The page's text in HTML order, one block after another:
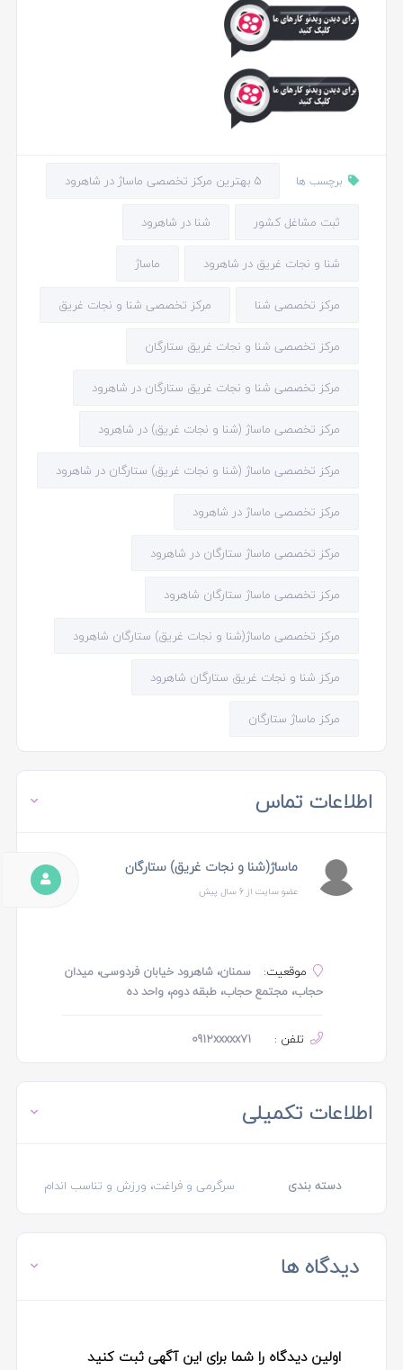
برچسب ها 5 بهترین مرکز تخصصی ماساژ در شاهرود
ثبت مشاغل کشور شنا در شاهرود
شنا و نجات غریق در شاهرود ماساژ
مرکز تخصصی شنا مرکز تخصصی شنا و نجات غریق
مرکز تخصصی شنا و نجات غریق ستارگان
مرکز تخصصی شنا و نجات غریق ستارگان در شاهرود
مرکز تخصصی ماساژ (شنا و نجات غریق) در شاهرود
مرکز تخصصی ماساژ (شنا و نجات غریق) ستارگان در شاهرود
مرکز تخصصی ماساژ در شاهرود
مرکز تخصصی ماساژ ستارگان در شاهرود
مرکز تخصصی ماساژ ستارگان شاهرود
مرکز تخصصی ماساژ(شنا و نجات غریق) ستارگان شاهرود
مرکز شنا و نجات غریق ستارگان شاهرود
مرکز ماساژ ستارگان
اطلاعات تماس
ماساژ(شنا و نجات غریق) ستارگان
عضو سایت از 6 سال پیش
موقعیت:
سمنان، شاهرود خیابان فردوسی، میدان
حجاب، مجتمع حجاب، طبقه دوم، واحد ده
تلفن : 0912xxxxx71
اطلاعات تکمیلی
دسته بندی سرگرمی و فراغت، ورزش و تناسب اندام
دیدگاه ها
اولین دیدگاه را شما برای این آگهی ثبت کنید